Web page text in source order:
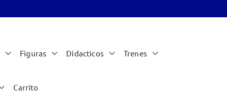
Figuras Didacticos Trenes
Carrito